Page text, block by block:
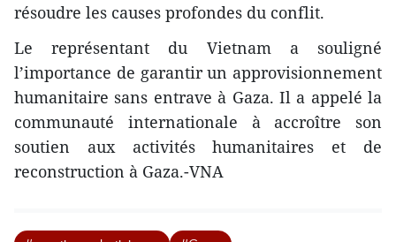
résoudre les causes profondes du conflit.
Le représentant du Vietnam a souligné
l’importance de garantir un approvisionnement
humanitaire sans entrave à Gaza. Il a appelé la
communauté internationale à accroître son
soutien aux activités humanitaires et de
reconstruction à Gaza.-VNA